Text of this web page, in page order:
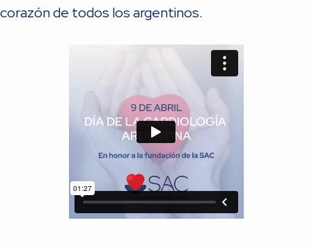
corazón de todos los argentinos.